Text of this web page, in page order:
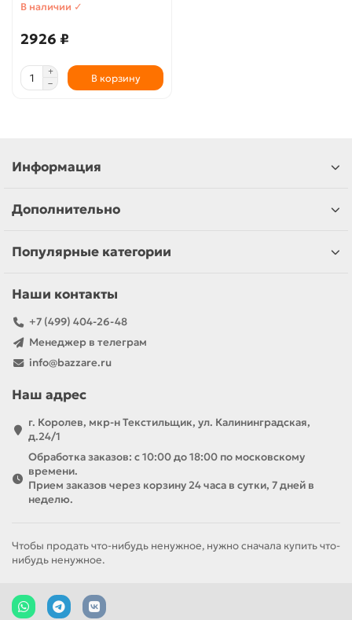
В наличии ✓
2926 ₽
В корзину
Информация
Дополнительно
Популярные категории
Наши контакты
+7 (499) 404-26-48
Менеджер в телеграм
info@bazzare.ru
Наш адрес
г. Королев, мкр-н Текстильщик, ул. Калининградская,
д.24/1
Обработка заказов: с 10:00 до 18:00 по московскому
времени.
Прием заказов через корзину 24 часа в сутки, 7 дней в
неделю.
Чтобы продать что-нибудь ненужное, нужно сначала купить что-
нибудь ненужное.